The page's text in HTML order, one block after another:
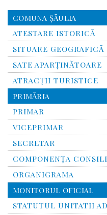
COMUNA ŞĂULIA
ATESTARE ISTORICĂ
SITUARE GEOGRAFICĂ
SATE APARȚINĂTOARE
ATRACȚII TURISTICE
PRIMĂRIA
PRIMAR
VICEPRIMAR
SECRETAR
COMPONENȚA
ORGANIGRAMA
MONITORUL OFICIAL
STATUTUL UNITATII